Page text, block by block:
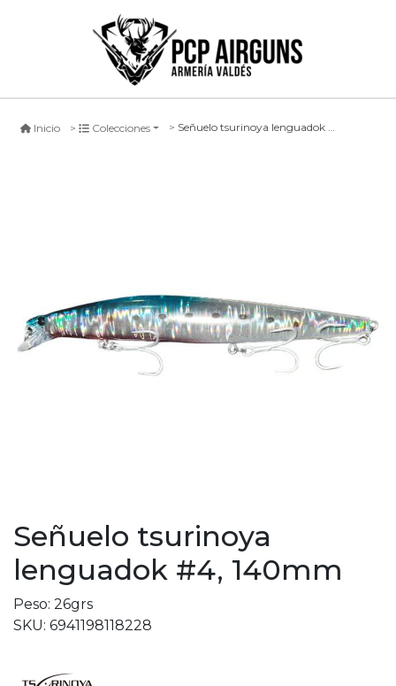
Inicio Colecciones Señuelo tsurinoya lenguadok #4, 140mm
Señuelo tsurinoya
lenguadok #4, 140mm
Peso: 26grs
SKU: 6941198118228